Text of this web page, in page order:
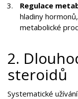
Regulace
hladiny
metabolické
2.
steroidů
Systematické